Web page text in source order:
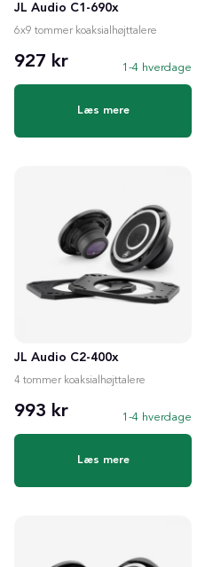
JL Audio C1-690x
6x9 tommer koaksialhøjttalere
927 kr 1-4 hverdage
Læs mere
JL Audio C2-400x
4 tommer koaksialhøjttalere
993 kr 1-4 hverdage
Læs mere